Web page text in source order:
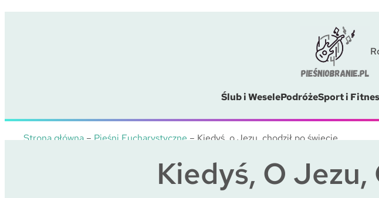
Przejdź
Ślub i WeselePodróżeSport i
Strona główna–Pieśni Eucharystyczne–Kiedyś, o Jezu, chodził po świecie
Kiedyś, O Jezu,